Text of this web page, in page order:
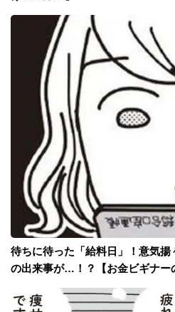
待ちに待った「給料日」！意気
の出来事が…！？【お金ビギナー